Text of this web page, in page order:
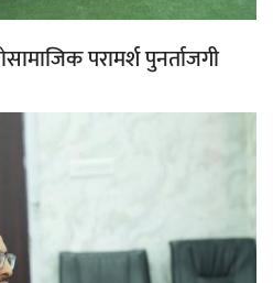
परामर्श पुनर्ताजगी